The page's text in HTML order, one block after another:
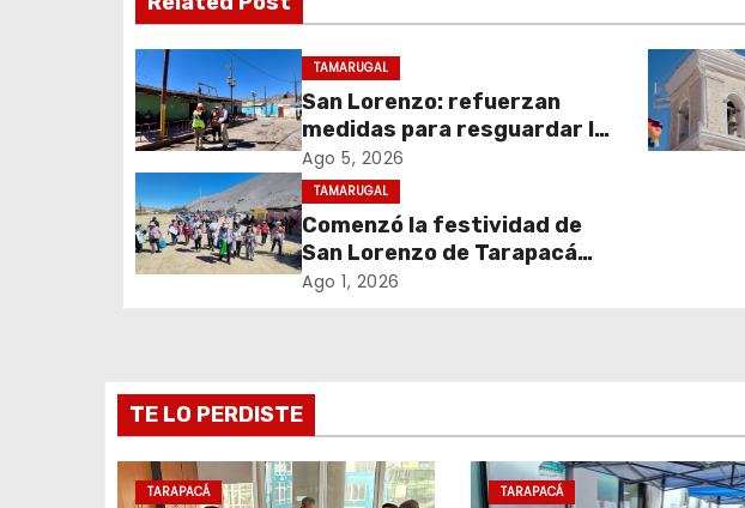
e
g
a
c
i
d
e
e
TAMARUGAL
San Lorenzo: refuerzan
medidas para resguardar la
seguridad del suministro
eléctrico durante la
festividad
Ago 5, 2026
TAMARUGAL
Comenzó la festividad de
San Lorenzo de Tarapacá
2026 con despliegue de
Ago 1, 2026
TE LO PERDISTE
TARAPACÁ TARAPACÁ